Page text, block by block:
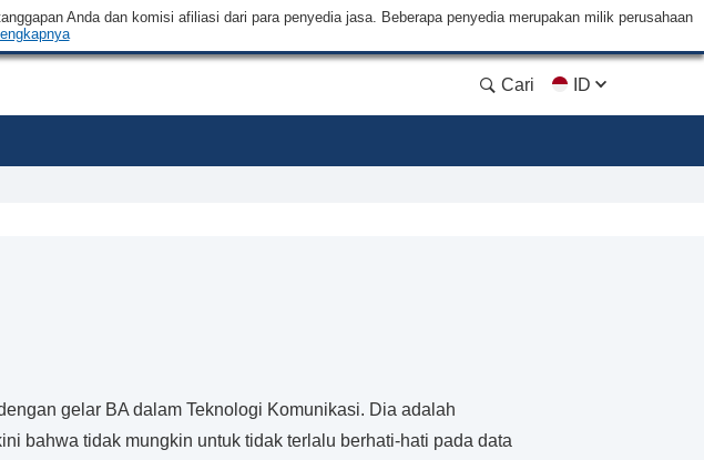
Anda dan komisi afiliasi dari para penyedia jasa. Beberapa penyedia merupakan milik perusahaan
Cari ID
gelar BA dalam Teknologi Komunikasi. Dia adalah
bahwa tidak mungkin untuk tidak terlalu berhati-hati pada data